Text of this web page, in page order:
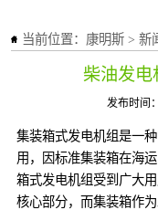
当前位置： 康明斯 > 新
柴油发电
发布时间
集装箱式发电机组是一
用，因标准集装箱在海
箱式发电机组受到广大
核心部分，而集装箱作